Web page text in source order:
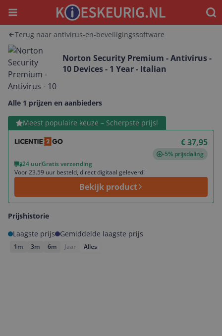
Menu
Terug naar antivirus-en-beveiligingssoftware
Norton Security Premium - Antivirus -
10 Devices - 1 Year - Italian
Alle 1 prijzen en aanbieders
Meest populaire keuze – Scherpste prijs!
€ 37,95
-5% prijsdaling
24 uurGratis verzending
Voor 23.59 uur besteld, direct digitaal geleverd!
Bekijk product
Bekijk product
Prijshistorie
Laagste prijs
Gemiddelde laagste prijs
1m 3m 6m Jaar Alles